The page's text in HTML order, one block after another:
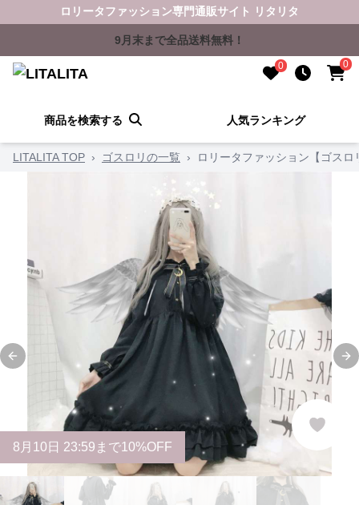
ロリータファッション専門通販サイト リタリタ
9月末まで全品送料無料！
0 0
商品を検索する 人気ランキング
LITALITA TOP › ゴスロリの一覧 › ロリータファッション【ゴス
Previous slide
8 月 10 日 23:59まで10%OFF